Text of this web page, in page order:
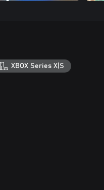
XBOX Series X|S